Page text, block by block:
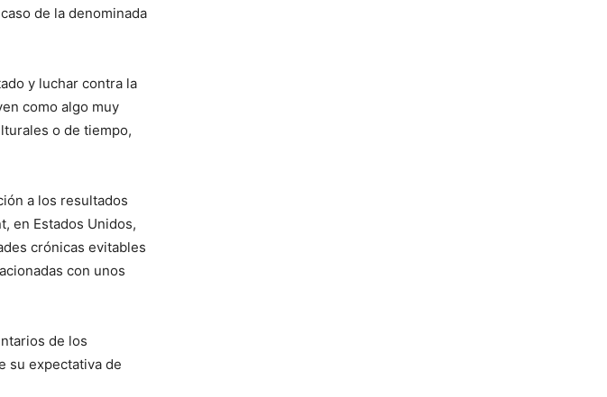
de la denominada
y luchar contra la
como algo muy
o de tiempo,
a los resultados
en Estados Unidos,
crónicas evitables
con unos
de los
su expectativa de